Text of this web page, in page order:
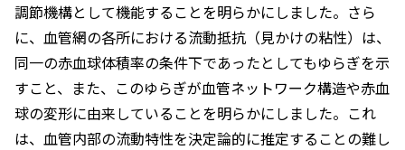
調節機構として機能することを明らかにしました。さら
に、血管網の各所における流動抵抗（見かけの粘性）は、
同一の赤血球体積率の条件下であったとしてもゆらぎを示
すこと、また、このゆらぎが血管ネットワーク構造や赤血
球の変形に由来していることを明らかにしました。これ
は、血管内部の流動特性を決定論的に推定することの難し